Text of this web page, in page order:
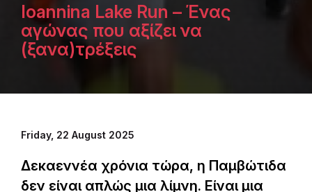
Ioannina Lake Run – Ένας
αγώνας που αξίζει να
(ξανα)τρέξεις
Friday, 22 August 2025
Δεκαεννέα χρόνια τώρα, η Παμβώτιδα
δεν είναι απλώς μια λίμνη. Είναι μια